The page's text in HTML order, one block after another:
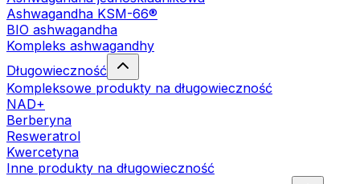
Ashwagandha KSM-66®
BIO ashwagandha
Kompleks ashwagandhy
Długowieczność
Kompleksowe produkty na długowieczność
NAD+
Berberyna
Resweratrol
Kwercetyna
Inne produkty na długowieczność